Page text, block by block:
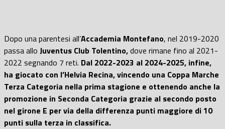
Dopo una parentesi all’Accademia Montefano, nel 2019-2020
passa allo Juventus Club Tolentino,dove rimane fino al 2021-
2022 segnando 7 reti. Dal 2022-2023 al 2024-2025, infine,
ha giocato con l’Helvia Recina, vincendo una Coppa Marche
Terza Categoria nella prima stagione e ottenendo anche la
promozione in Seconda Categoria grazie al secondo posto
nel girone E per via della differenza punti maggiore di 10
punti sulla terza in classifica.